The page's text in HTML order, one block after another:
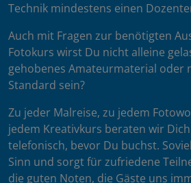
Technik mindestens einen
Auch mit Fragen zur benötigten
Fotokurs wirst Du nicht alleine
gehobenes Amateurmaterial oder
Standard sein?
Zu jeder Malreise, zu jedem
jedem Kreativkurs beraten wir
telefonisch, bevor Du buchst.
Sinn und sorgt für zufriedene
die guten Noten, die Gäste uns